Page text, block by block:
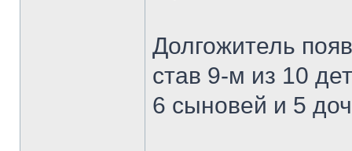
Долгожитель
став 9-м из 10
6 сыновей и 5